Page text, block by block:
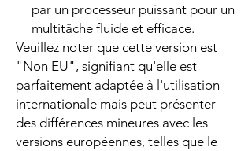
par un processeur puissant pour un
multitâche fluide et efficace.
Veuillez noter que cette version est
"Non EU", signifiant qu'elle est
parfaitement adaptée à l'utilisation
internationale mais peut présenter
des différences mineures avec les
versions européennes, telles que le